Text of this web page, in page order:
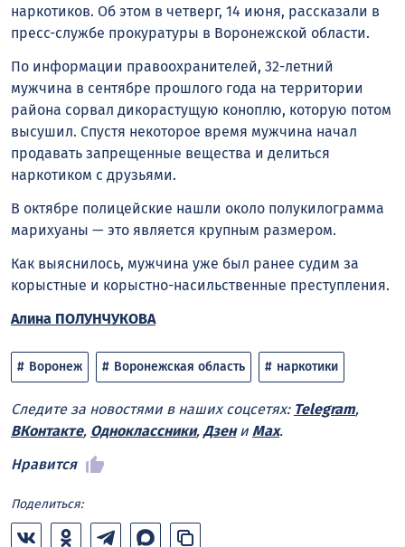
наркотиков. Об этом в четверг, 14 июня, рассказали в
пресс-службе прокуратуры в Воронежской области.
По информации правоохранителей, 32-летний
мужчина в сентябре прошлого года на территории
района сорвал дикорастущую коноплю, которую потом
высушил. Спустя некоторое время мужчина начал
продавать запрещенные вещества и делиться
наркотиком с друзьями.
В октябре полицейские нашли около полукилограмма
марихуаны — это является крупным размером.
Как выяснилось, мужчина уже был ранее судим за
корыстные и корыстно-насильственные преступления.
Алина ПОЛУНЧУКОВА
Воронеж Воронежская область наркотики
Следите за новостями в наших соцсетях: Telegram,
ВКонтакте, Одноклассники, Дзени Max.
Нравится
Поделиться: